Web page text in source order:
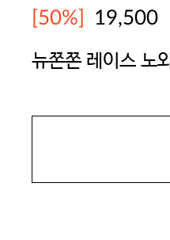
[50%] 19,500
뉴쫀쫀 레이스 노